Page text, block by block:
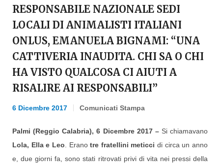
RESPONSABILE NAZIONALE SEDI
LOCALI DI ANIMALISTI ITALIANI
ONLUS, EMANUELA BIGNAMI: “UNA
CATTIVERIA INAUDITA. CHI SA O CHI
HA VISTO QUALCOSA CI AIUTI A
RISALIRE AI RESPONSABILI”
6 Dicembre 2017 Comunicati Stampa
Palmi (Reggio Calabria), 6 Dicembre 2017 – Si chiamavano
Lola, Ella e Leo . Eranotre fratellini meticci di circa un anno
e, due giorni fa, sono stati ritrovati privi di vita nei pressi della